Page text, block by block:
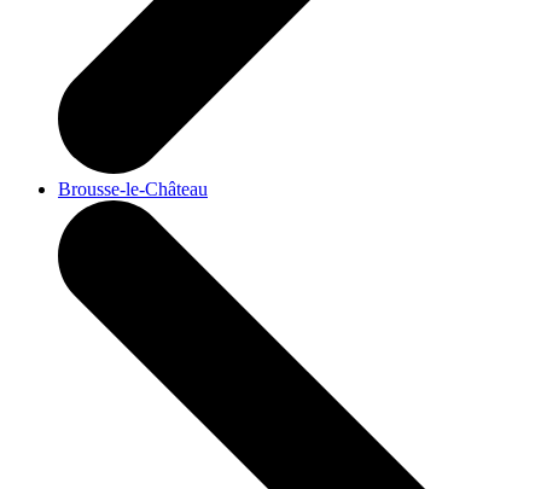
Brousse-le-Château